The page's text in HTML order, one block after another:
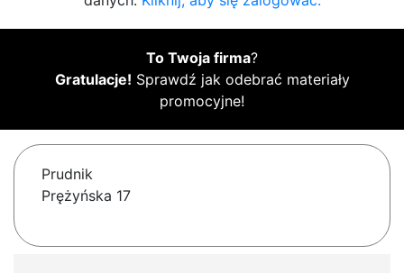
To Twoja firma?
Gratulacje! Sprawdź jak odebrać materiały
promocyjne!
Prudnik
Prężyńska 17